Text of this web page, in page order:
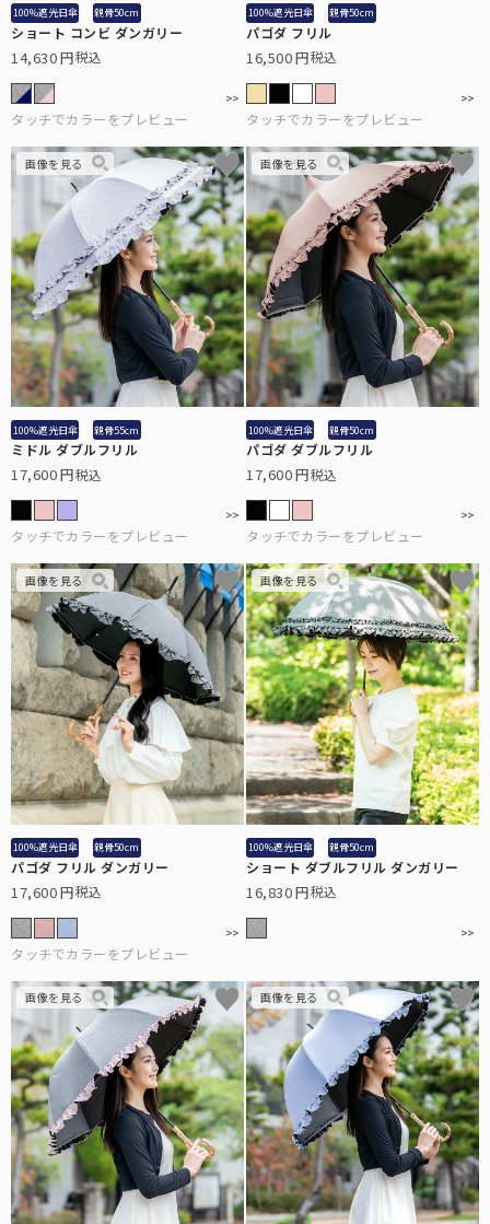
男性にもお使いいただける、折りたたみ日傘の特大サイズ。
自動開閉
ワンタッチで瞬時に開閉可能。
傘袋
折りたたみ日傘用の傘袋です。
パゴダ
「仏塔」をモチーフにした小さめで可愛らしい印象のシルエット。
メンズ
男性にもお使いいただきやすい大きなサイズとシンプルなデザイン。
キッズ用日傘
日差しの影響を受けやすいお子様用の日傘。入学などのギフトにも。
サンバイザー
髪型を崩さずにお顔周りをしっかり遮光する、バイザータイプの遮光
帽子。
秋冬帽子
秋冬も降り注ぐ紫外線対策に。上質なウール素材を使用。
キッズ用
手袋
指先までカバーする特殊な縫製で実現した100%遮光手袋。
全てのアームカバー/手袋
こちらから全てのアームカバー/手袋をご覧頂けます。
サッと羽織るだけで日差しをブロック。日傘が差せないシーンに。
カーテン
社内やちょっとした小窓で遮光するカーテン。
シューズ
日焼け止めを塗り忘れがちな足の甲までカバーするパンプス。
首回り、腕回りの紫外線を98%以上カット。
UVカット手袋
全てのUVカットウェア
こちらから全てのUVカットウェアをご覧頂けます。
オーバーサングラス
普段お使いの眼鏡の上から、サッとかけるだけで紫外線をカット。
鯖江製オリジナルサングラス
眼鏡の聖地と言われている鯖江製の上質なサングラス。
全てのサングラス
こちらから全てのメラニンサングラスをご覧頂けます。
その他雑貨
アクセサリーや小物類などの便利な雑貨。
100%遮光日傘 親骨50cm
ショート コンビ ダンガリー
14,630 税込
100%遮光日傘 親骨50cm
パゴダ フリル
16,500 税込
100%遮光日傘 親骨55cm
ミドル ダブルフリル
17,600 税込
100%遮光日傘 親骨50cm
パゴダ ダブルフリル
17,600 税込
100%遮光日傘 親骨50cm
パゴダ フリル ダンガリー
17,600 税込
100%遮光日傘 親骨50cm
ショート ダブルフリル ダンガリー
16,830 税込